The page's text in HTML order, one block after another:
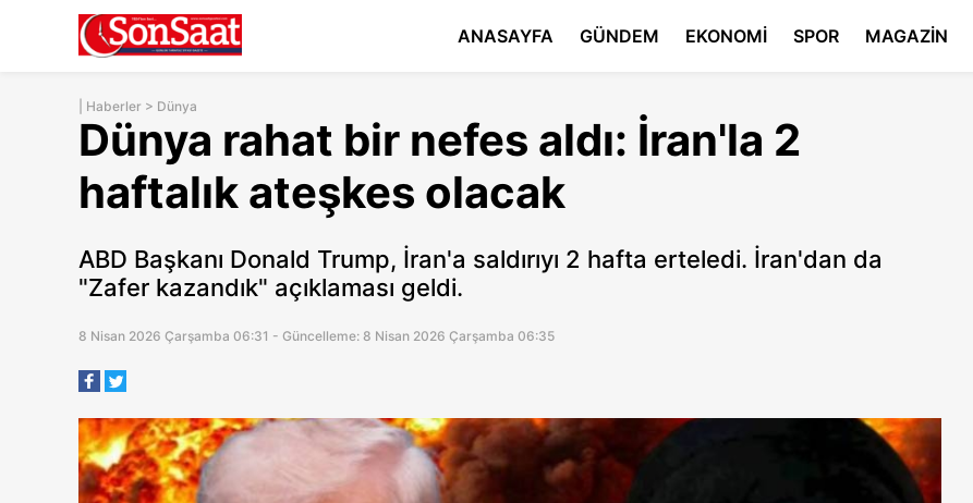
ANASAYFA GÜNDEM EKONOMİ SPOR MAGAZİN
Haberler > Dünya
Dünya rahat bir nefes aldı: İran'la 2
haftalık ateşkes olacak
ABD Başkanı Donald Trump, İran'a saldırıyı 2 hafta erteledi. İran'dan da
"Zafer kazandık" açıklaması geldi.
8 Nisan 2026 Çarşamba 06:31 - Güncelleme: 8 Nisan 2026 Çarşamba 06:35